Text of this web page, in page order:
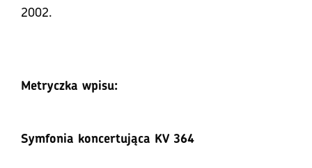
2002.
Metryczka wpisu:
Symfonia koncertująca KV 364